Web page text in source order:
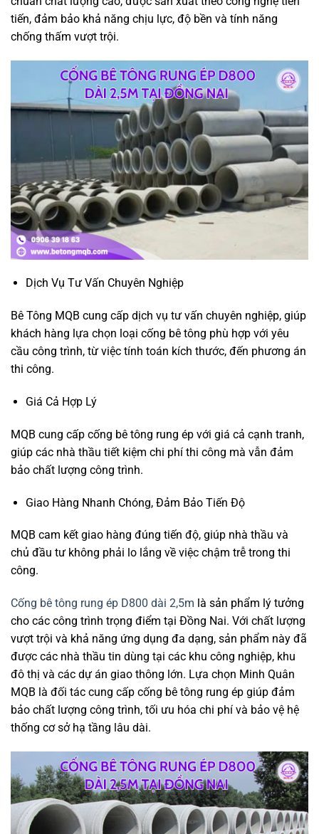
tiến, đảm bảo khả năng chịu lực, độ bền và tính năng
chống thấm vượt trội.
Dịch Vụ Tư Vấn Chuyên Nghiệp
Bê Tông MQB cung cấp dịch vụ tư vấn chuyên nghiệp, giúp
khách hàng lựa chọn loại cống bê tông phù hợp với yêu
cầu công trình, từ việc tính toán kích thước, đến phương án
thi công.
Giá Cả Hợp Lý
MQB cung cấp cống bê tông rung ép với giá cả cạnh tranh,
giúp các nhà thầu tiết kiệm chi phí thi công mà vẫn đảm
bảo chất lượng công trình.
Giao Hàng Nhanh Chóng, Đảm Bảo Tiến Độ
MQB cam kết giao hàng đúng tiến độ, giúp nhà thầu và
chủ đầu tư không phải lo lắng về việc chậm trễ trong thi
công.
Cống bê tông rung ép D800 dài 2,5m là sản phẩm lý tưởng
cho các công trình trọng điểm tại Đồng Nai. Với chất lượng
vượt trội và khả năng ứng dụng đa dạng, sản phẩm này đã
được các nhà thầu tin dùng tại các khu công nghiệp, khu
đô thị và các dự án giao thông lớn. Lựa chọn Minh Quân
MQB là đối tác cung cấp cống bê tông rung ép giúp đảm
bảo chất lượng công trình, tối ưu hóa chi phí và bảo vệ hệ
thống cơ sở hạ tầng lâu dài.